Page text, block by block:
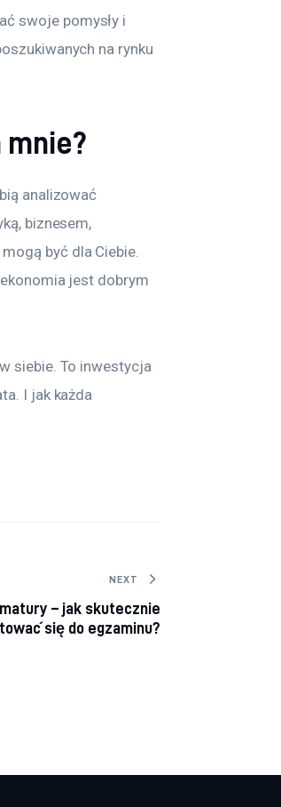
swoje pomysły i
na rynku
mnie?
analizować
biznesem,
być dla Ciebie.
jest dobrym
siebie. To inwestycja
I jak każda
NEXT
– jak skutecznie
się do egzaminu?